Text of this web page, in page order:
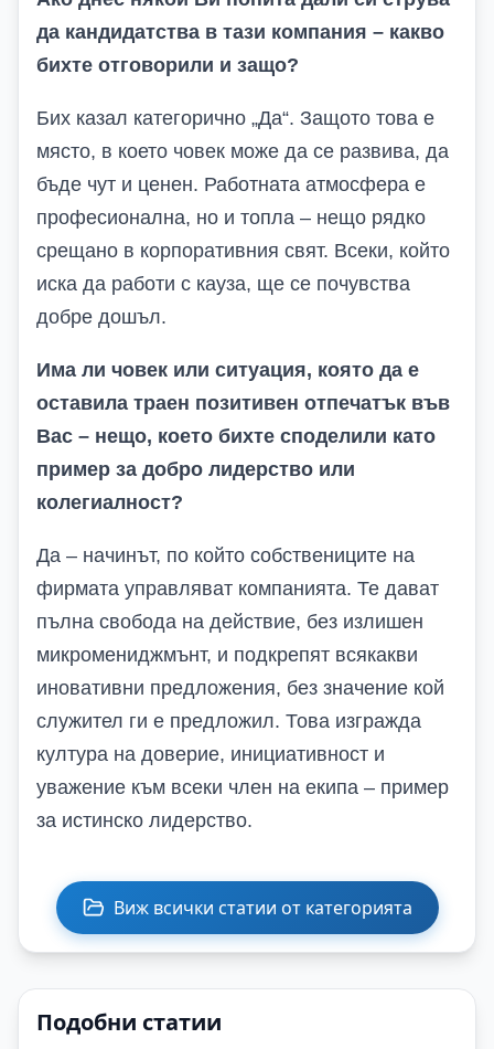
да кандидатства в тази компания – какво
бихте отговорили и защо?
Бих казал категорично „Да“. Защото това е
място, в което човек може да се развива, да
бъде чут и ценен. Работната атмосфера е
професионална, но и топла – нещо рядко
срещано в корпоративния свят. Всеки, който
иска да работи с кауза, ще се почувства
добре дошъл.
Има ли човек или ситуация, която да е
оставила траен позитивен отпечатък във
Вас – нещо, което бихте споделили като
пример за добро лидерство или
колегиалност?
Да – начинът, по който собствениците на
фирмата управляват компанията. Те дават
пълна свобода на действие, без излишен
микромениджмънт, и подкрепят всякакви
иновативни предложения, без значение кой
служител ги е предложил. Това изгражда
култура на доверие, инициативност и
уважение към всеки член на екипа – пример
за истинско лидерство.
Виж всички статии от категорията
Подобни статии